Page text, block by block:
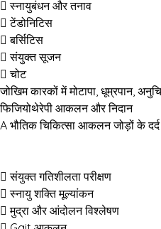
स्नायुबंधन और तनाव
टेंडोनिटिस
बर्सिटिस
संयुक्त सूजन
चोट
जोखिम कारकों में मोटापा, धूम्रपान,
फिजियोथेरेपी आकलन और निदान
A भौतिक चिकित्सा आकलन जोड़ों के
संयुक्त गतिशीलता परीक्षण
स्नायु शक्ति मूल्यांकन
मुद्रा और आंदोलन विश्लेषण